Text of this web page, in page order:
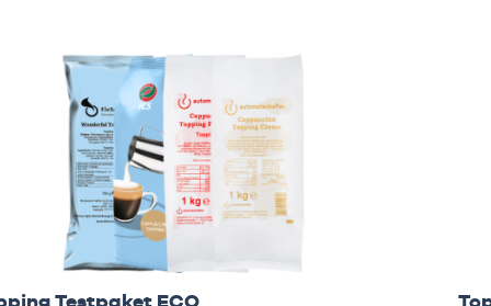
Testpaket ECO